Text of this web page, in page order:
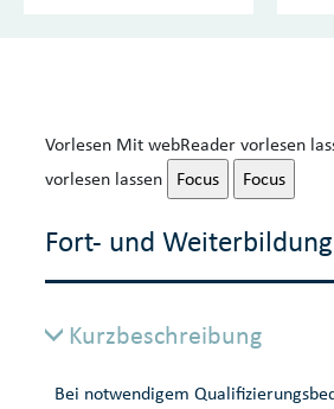
Vorlesen Mit webReader vorlesen
vorlesen lassen
Focus Focus
Fort- und Weiterbildung
Kurzbeschreibung
Bei notwendigem